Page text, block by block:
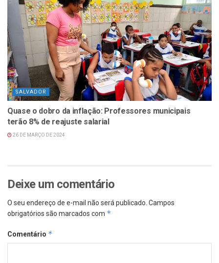
SALVADOR
Quase o dobro da inflação: Professores municipais
terão 8% de reajuste salarial
26 DE MARÇO DE 2024
Deixe um comentário
O seu endereço de e-mail não será publicado. Campos
obrigatórios são marcados com *
Comentário *